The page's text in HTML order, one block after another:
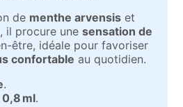
de menthe arvensis et
, il procure unesensation de
être, idéale pour favoriser
confortable au quotidien.
.
0,8 ml.